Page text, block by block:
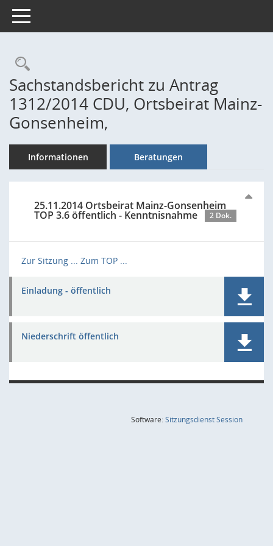
Toggle navigation
Rechercheauswahl
Sachstandsbericht zu Antrag
1312/2014 CDU, Ortsbeirat Mainz-
Gonsenheim,
Informationen Beratungen
25.11.2014 Ortsbeirat Mainz-Gonsenheim
TOP 3.6 öffentlich - Kenntnisnahme 2 Dok.
Zur Sitzung ... Zum TOP ...
Einladung - öffentlich
Niederschrift öffentlich
Software:SitzungsdienstSession(Wird in